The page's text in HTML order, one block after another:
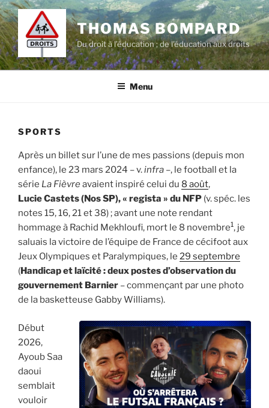
Aller
au
contenu
principal
THOMAS BOMPARD
Du droit à l’éducation ; de l'éducation aux droits
Menu
SPORTS
Après un billet sur l’une de mes passions (depuis mon
enfance), le 23 mars 2024 – v.infra –, le football et la
série La Fièvreavaient inspiré celui du 8 août,
Lucie Castets (Nos SP), « regista » du NFP (v. spéc. les
notes 15, 16, 21 et 38) ; avant une note rendant
hommage à Rachid Mekhloufi, mort le 8 novembre1, je
saluais la victoire de l’équipe de France de cécifoot aux
Jeux Olympiques et Paralympiques, le 29 septembre
(Handicap et laïcité : deux postes d’observation du
gouvernement Barnier – commençant par une photo
de la basketteuse Gabby Williams).
Début
2026,
Ayoub Saa
daoui
semblait
vouloir